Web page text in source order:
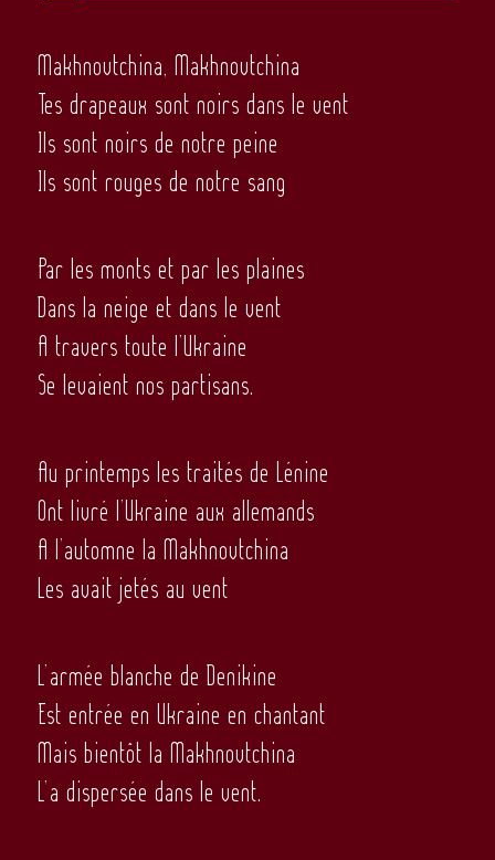
Makhnovtchina, Makhnovtchina
Tes drapeaux sont noirs dans le vent
Ils sont noirs de notre peine
Ils sont rouges de notre sang
Par les monts et par les plaines
Dans la neige et dans le vent
A travers toute l’Ukraine
Se levaient nos partisans.
Au printemps les traités de Lénine
Ont livré l’Ukraine aux allemands
A l’automne la Makhnovtchina
Les avait jetés au vent
L’armée blanche de Denikine
Est entrée en Ukraine en chantant
Mais bientôt la Makhnovtchina
L’a dispersée dans le vent.